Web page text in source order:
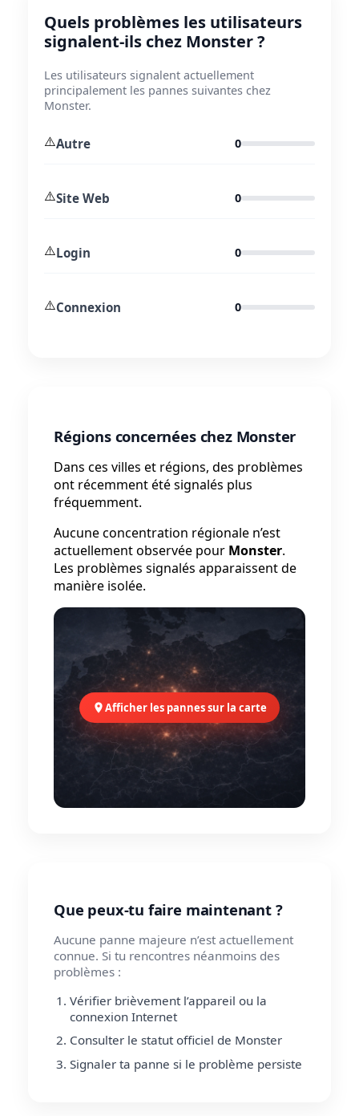
Quels problèmes les utilisateurs
signalent-ils chez Monster ?
Les utilisateurs signalent actuellement
principalement les pannes suivantes chez
Monster.
⚠️Autre 0
⚠️Site Web 0
⚠️Login 0
⚠️Connexion 0
Régions concernées chez Monster
Dans ces villes et régions, des problèmes
ont récemment été signalés plus
fréquemment.
Aucune concentration régionale n’est
actuellement observée pour Monster.
Les problèmes signalés apparaissent de
manière isolée.
Afficher les pannes sur la carte
Que peux-tu faire maintenant ?
Aucune panne majeure n’est actuellement
connue. Si tu rencontres néanmoins des
problèmes :
Vérifier brièvement l’appareil ou la
connexion Internet
Consulter le statut officiel de Monster
Signaler ta panne si le problème persiste